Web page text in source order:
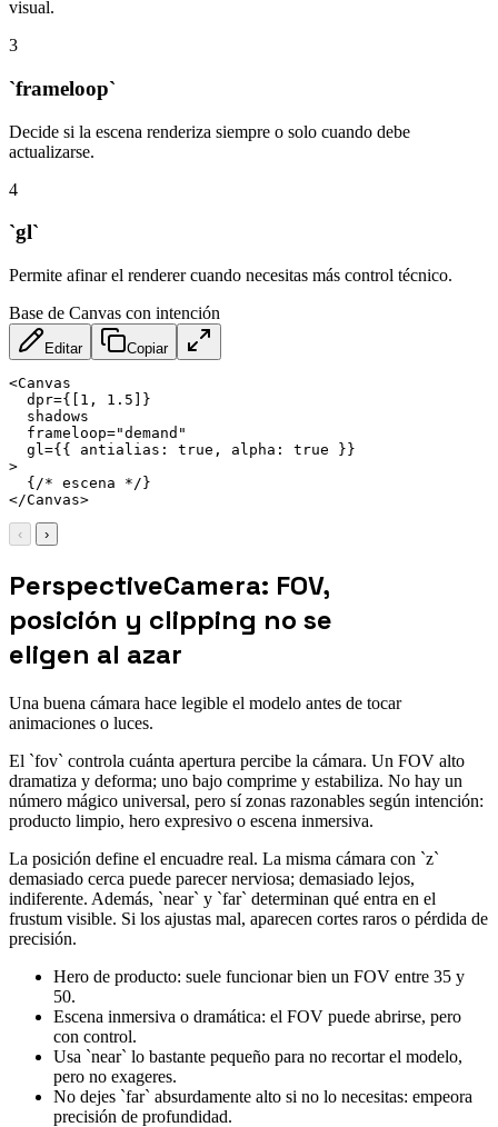
visual.
3
`frameloop`
Decide si la escena renderiza siempre o solo cuando debe
actualizarse.
4
`gl`
Permite afinar el renderer cuando necesitas más control técnico.
Base de Canvas con intención
Editar Copiar
<Canvas
dpr={[1,
1.5]}
shadows
frameloop="demand "
gl={{ antialias: true, alpha: true
}}
>
</Canvas>
‹ ›
PerspectiveCamera: FOV,
posición y clipping no se
eligen al azar
Una buena cámara hace legible el modelo antes de tocar
animaciones o luces.
El `fov` controla cuánta apertura percibe la cámara. Un FOV alto
dramatiza y deforma; uno bajo comprime y estabiliza. No hay un
número mágico universal, pero sí zonas razonables según intención:
producto limpio, hero expresivo o escena inmersiva.
La posición define el encuadre real. La misma cámara con `z`
demasiado cerca puede parecer nerviosa; demasiado lejos,
indiferente. Además, `near` y `far` determinan qué entra en el
frustum visible. Si los ajustas mal, aparecen cortes raros o pérdida de
precisión.
Hero de producto: suele funcionar bien un FOV entre 35 y
50.
Escena inmersiva o dramática: el FOV puede abrirse, pero
con control.
Usa `near` lo bastante pequeño para no recortar el modelo,
pero no exageres.
No dejes `far` absurdamente alto si no lo necesitas: empeora
precisión de profundidad.